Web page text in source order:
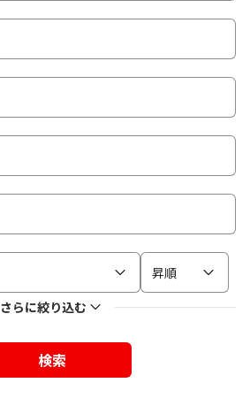
昇順
さらに絞り込む
検索